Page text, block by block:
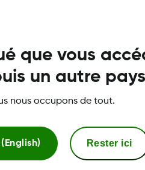
Nothing
Nothing Phone (3)
Nothing Phone (3a)
que vous
un autre
nous occupons de tout.
Rester ici